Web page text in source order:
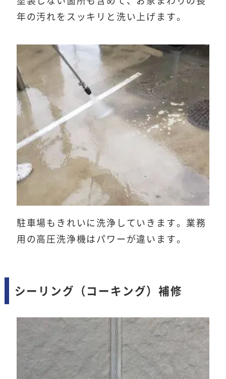
年の汚れをスッキリと洗い上げます。
駐車場もきれいに洗浄していきます。業務
用の高圧洗浄機はパワーが違います。
シーリング（コーキング）補修